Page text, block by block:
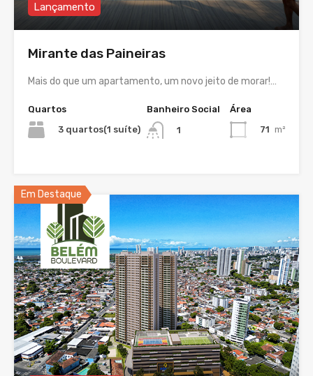
Lançamento
Mirante das Paineiras
Mais do que um apartamento, um novo jeito de morar!…
Quartos
3 quartos(1 suíte)
Banheiro Social
1
Área
71 m²
Em Destaque